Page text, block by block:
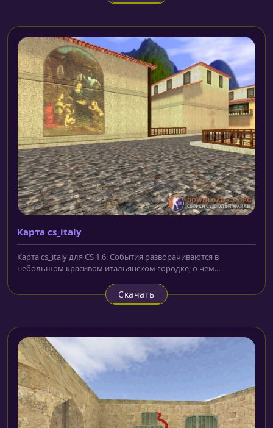
Карта cs_italy
Карта cs_italy для CS 1.6. События разворачиваются в
небольшом красивом итальянском городке, о чем...
Скачать